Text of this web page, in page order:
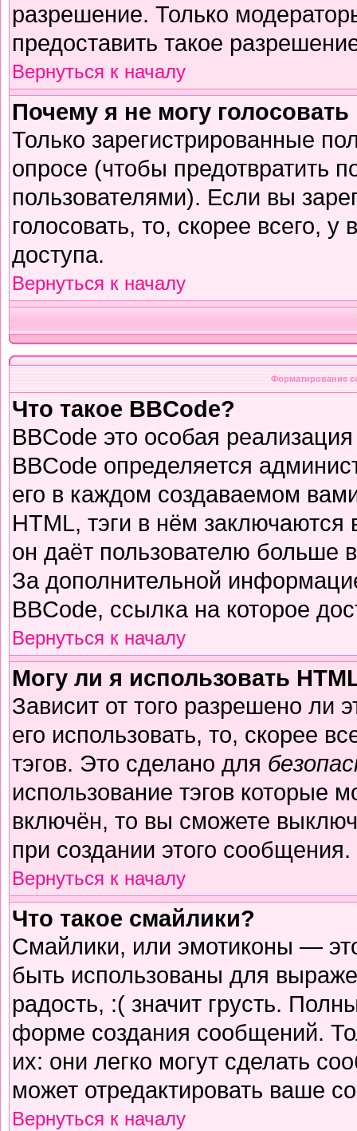
разрешение. Только
предоставить такое
Вернуться к началу
Почему я не могу
Только зарегистрированные
опросе (чтобы предотвратить
пользователями). Если вы
голосовать, то, скорее всего,
доступа.
Вернуться к началу
Форматирование
Что такое BBCode?
BBCode это особая
BBCode определяется
его в каждом создаваемом
HTML, тэги в нём
он даёт пользователю больше
За дополнительной
BBCode, ссылка на которое
Вернуться к началу
Могу ли я использовать
Зависит от того разрешено ли
его использовать, то, скорее
тэгов. Это сделано для
использование тэгов которые
включён, то вы сможете
при создании этого сообщения.
Вернуться к началу
Что такое смайлики?
Смайлики, или эмотиконы —
быть использованы для
радость, :( значит грусть.
форме создания сообщений.
их: они легко могут сделать
может отредактировать ваше
Вернуться к началу